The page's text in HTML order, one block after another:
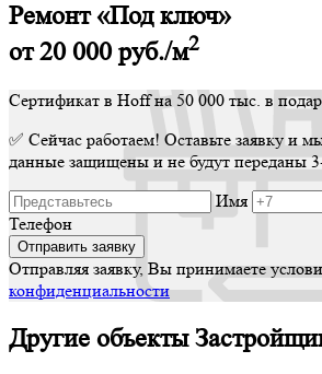
Ремонт «Под ключ»
от 20 000руб./м2
Сертификат в Hoff на 50 000 тыс. в
✅ Сейчас работаем! Оставьте заявку и
данные защищены и не будут переданы
Имя
Телефон
Отправляя заявку, Вы принимаете
конфиденциальности
Другие объекты